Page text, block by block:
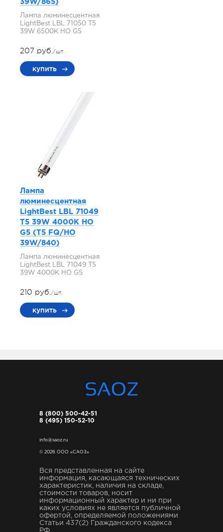
39W/865)
Лампа люминесцентная
LightBest LBL 71050 T5
39W 6500K HO G5
207 руб./шт.
купить
Лампа
люминесцентная
LightBest LBL 71049
T5 39W 4000K HO
G5 (T5 FQ/HO
39W/840)
Лампа люминесцентная
LightBest LBL 71049 T5
39W 4000K HO G5
210 руб./шт.
купить
8 (800) 500-42-51
8 (495) 150-52-10
info@saoz.ru
© 2026 ООО «САОЗ»
Вся представленная на сайте
информация, касающаяся технических
характеристик, наличия на складе,
стоимости товаров, носит
информационный характер и ни при
каких условиях не является публичной
офертой, определяемой положениями
Статьи 437(2) Гражданского кодекса
РФ.